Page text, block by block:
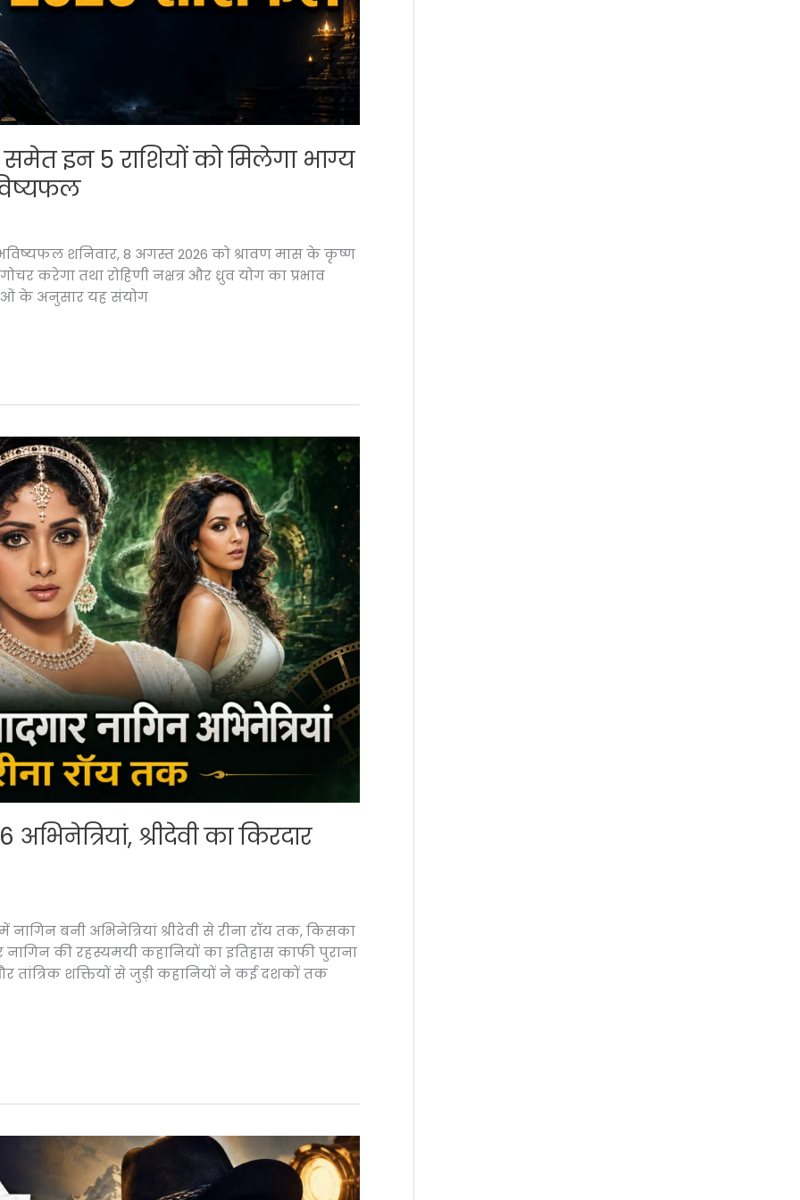
इन 5 राशियों को मिलेगा भाग्य
शनिवार, 8 अगस्त 2026 को श्रावण मास के कृष्ण
करेगा तथा रोहिणी नक्षत्र और ध्रुव योग का प्रभाव
के अनुसार यह संयोग
श्रीदेवी का किरदार
बनी अभिनेत्रियां श्रीदेवी से रीना रॉय तक, किसका
की रहस्यमयी कहानियों का इतिहास काफी पुराना
और तांत्रिक शक्तियों से जुड़ी कहानियों ने कई दशकों तक